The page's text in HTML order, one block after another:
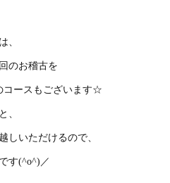
、
のお稽古を
コースもございます☆
、
しいただけるので、
す(^o^)／